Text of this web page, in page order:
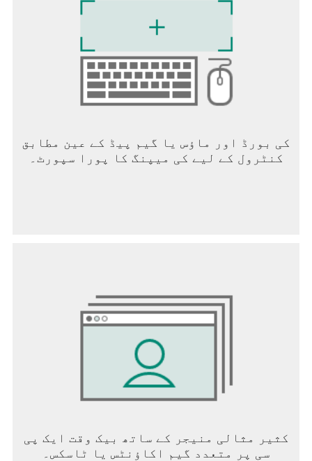
هل أنت مستعد لتشكيل العالم بإرادتك؟
کی بورڈ اور ماؤس یا گیم پیڈ کے عین مطابق
کنٹرول کے لیے کی میپنگ کا پورا سپورٹ۔
کثیر مثالی منیجر کے ساتھ بیک وقت ایک پی
سی پر متعدد گیم اکاؤنٹس یا ٹاسکس۔